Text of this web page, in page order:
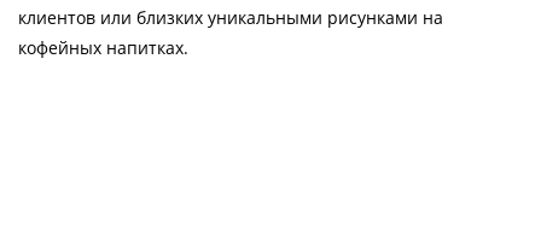
клиентов или близких уникальными рисунками на
кофейных напитках.